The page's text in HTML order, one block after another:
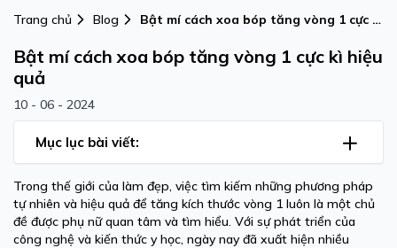
Trang chủ Blog
Bật mí cách xoa bóp tăng vòng 1 cực kì
Bật mí cách xoa bóp tăng vòng 1 cực kì hiệu
quả
10 - 06 - 2024
Mục lục bài viết:
Trong thế giới của làm đẹp, việc tìm kiếm những phương pháp
tự nhiên và hiệu quả để tăng kích thước vòng 1 luôn là một chủ
đề được phụ nữ quan tâm và tìm hiểu. Với sự phát triển của
công nghệ và kiến thức y học, ngày nay đã xuất hiện nhiều